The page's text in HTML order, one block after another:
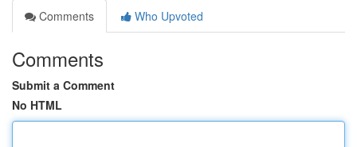
Comments
Who Upvoted
Comments
Submit a Comment
No HTML